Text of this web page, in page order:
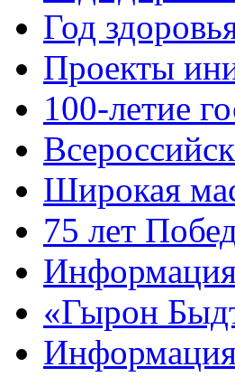
Год
Проекты
100-летие
Широкая
75 лет
«Гырон
Информация